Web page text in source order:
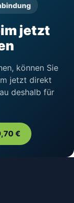
jetzt
können Sie
jetzt direkt
deshalb für
€